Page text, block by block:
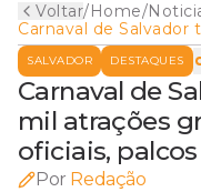
Voltar/Home/
Carnaval de Salvador
mais de 1 mil atrações
gratuitas nos circuitos
oficiais, palcos e
SALVADOR DESTAQUES
Carnaval de
mil atrações
oficiais,
Por Redação